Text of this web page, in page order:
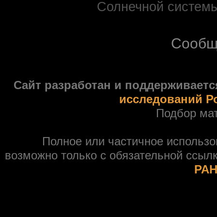
Солнечной
Сайт разработан и
исследований
Подбор
Полное или частичное
возможно только с обязательной